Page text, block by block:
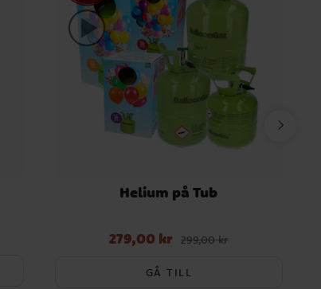
Helium på Tub
Nuvarande pris:279,00 krTidigare pris
299,00 kr
279,00 kr 299,00 kr
GÅ TILL